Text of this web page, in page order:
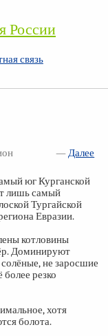
России
связь
—Далее
юг Курганской
лишь самый
Тургайской
Евразии.
котловины
Доминируют
не заросшие
резко
хотя
болота.